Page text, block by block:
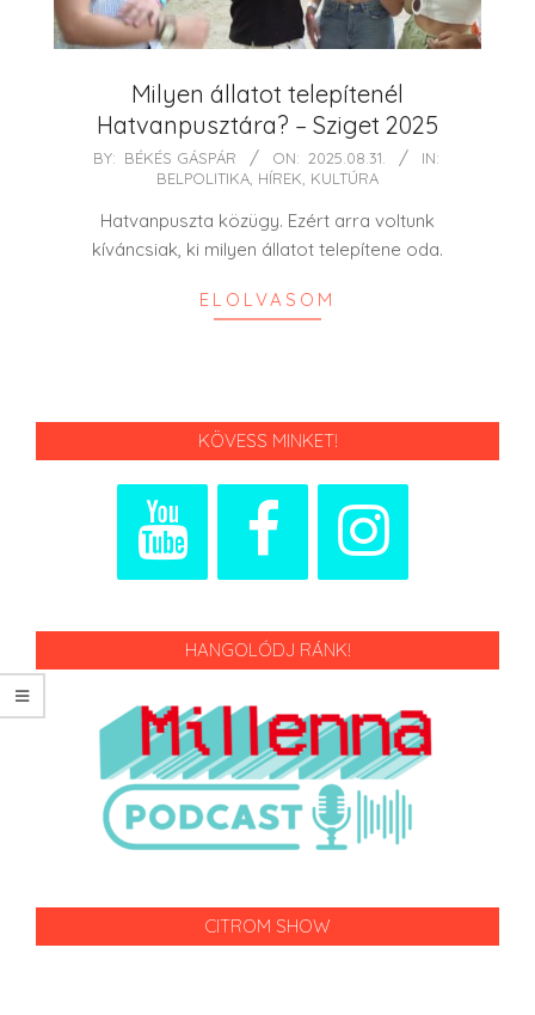
Milyen állatot telepítenél
Hatvanpusztára? – Sziget 2025
2025-BY: BÉKÉS GÁSPÁR ON: 2025.08.31.
IN:
BELPOLITIKA, HÍREK, KULTÚRA
Hatvanpuszta közügy. Ezért arra voltunk
kíváncsiak, ki milyen állatot telepítene oda.
ELOLVASOM
KÖVESS MINKET!
HANGOLÓDJ RÁNK!
CITROM SHOW